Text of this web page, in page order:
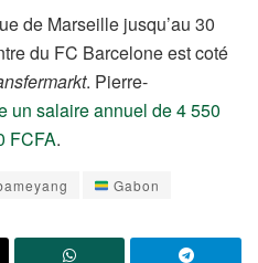
de Marseille jusqu’au 30
du FC Barcelone est coté
. Pierre-
un salaire annuel de 4 550
FCFA.
Gabon